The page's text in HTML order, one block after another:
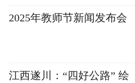
2025年教师节新闻发布会
江西遂川：“四好公路” 绘